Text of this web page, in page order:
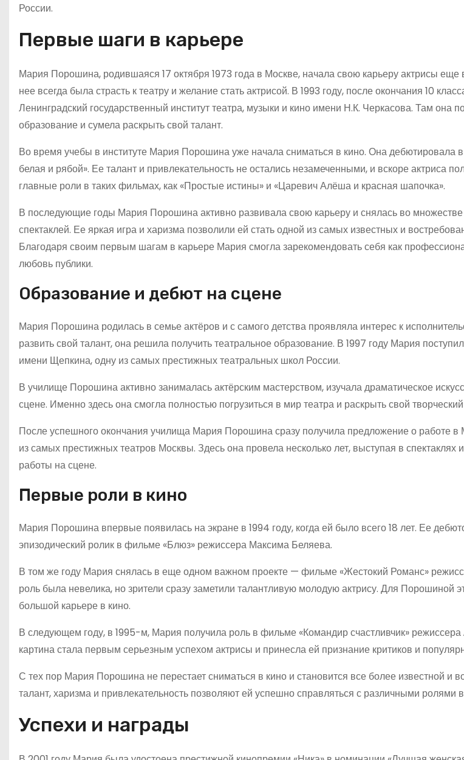
России.
Первые шаги в карьере
Мария Порошина, родившаяся 17 октября 1973 года в Москве, начала свою карьеру актрисы еще
нее всегда была страсть к театру и желание стать актрисой. В 1993 году, после окончания 10
Ленинградский государственный институт театра, музыки и кино имени Н.К. Черкасова. Там она
образование и сумела раскрыть свой талант.
Во время учебы в институте Мария Порошина уже начала сниматься в кино. Она дебютировала
белая и рябой». Ее талант и привлекательность не остались незамеченными, и вскоре актриса
главные роли в таких фильмах, как «Простые истины» и «Царевич Алёша и красная шапочка».
В последующие годы Мария Порошина активно развивала свою карьеру и снялась во множестве
спектаклей. Ее яркая игра и харизма позволили ей стать одной из самых известных и
Благодаря своим первым шагам в карьере Мария смогла зарекомендовать себя как
любовь публики.
Образование и дебют на сцене
Мария Порошина родилась в семье актёров и с самого детства проявляла интерес к
развить свой талант, она решила получить театральное образование. В 1997 году Мария
имени Щепкина, одну из самых престижных театральных школ России.
В училище Порошина активно занималась актёрским мастерством, изучала драматическое
сцене. Именно здесь она смогла полностью погрузиться в мир театра и раскрыть свой
После успешного окончания училища Мария Порошина сразу получила предложение о работе
из самых престижных театров Москвы. Здесь она провела несколько лет, выступая в
работы на сцене.
Первые роли в кино
Мария Порошина впервые появилась на экране в 1994 году, когда ей было всего 18 лет. Ее
эпизодический ролик в фильме «Блюз» режиссера Максима Беляева.
В том же году Мария снялась в еще одном важном проекте — фильме «Жестокий Романс»
роль была невелика, но зрители сразу заметили талантливую молодую актрису. Для Порошиной
большой карьере в кино.
В следующем году, в 1995-м, Мария получила роль в фильме «Командир счастливчик»
картина стала первым серьезным успехом актрисы и принесла ей признание критиков и
С тех пор Мария Порошина не перестает сниматься в кино и становится все более известной и
талант, харизма и привлекательность позволяют ей успешно справляться с различными ролями
Успехи и награды